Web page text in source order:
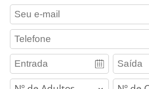
contact_email
contact_phone
adults children